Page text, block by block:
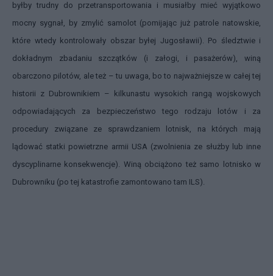
byłby trudny do przetransportowania i musiałby mieć wyjątkowo
mocny sygnał, by zmylić samolot (pomijając już patrole natowskie,
które wtedy kontrolowały obszar byłej Jugosławii). Po śledztwie i
dokładnym zbadaniu szczątków (i załogi, i pasażerów), winą
obarczono pilotów, ale też – tu uwaga, bo to najważniejsze w całej tej
historii z Dubrownikiem –
kilkunastu wysokich rangą wojskowych
odpowiadających za bezpieczeństwo tego rodzaju lotów i za
procedury związane ze sprawdzaniem lotnisk, na których mają
lądować statki powietrzne armii USA (zwolnienia ze służby lub inne
dyscyplinarne konsekwencje). Winą obciążono też samo lotnisko w
Dubrowniku (po tej katastrofie zamontowano tam ILS).